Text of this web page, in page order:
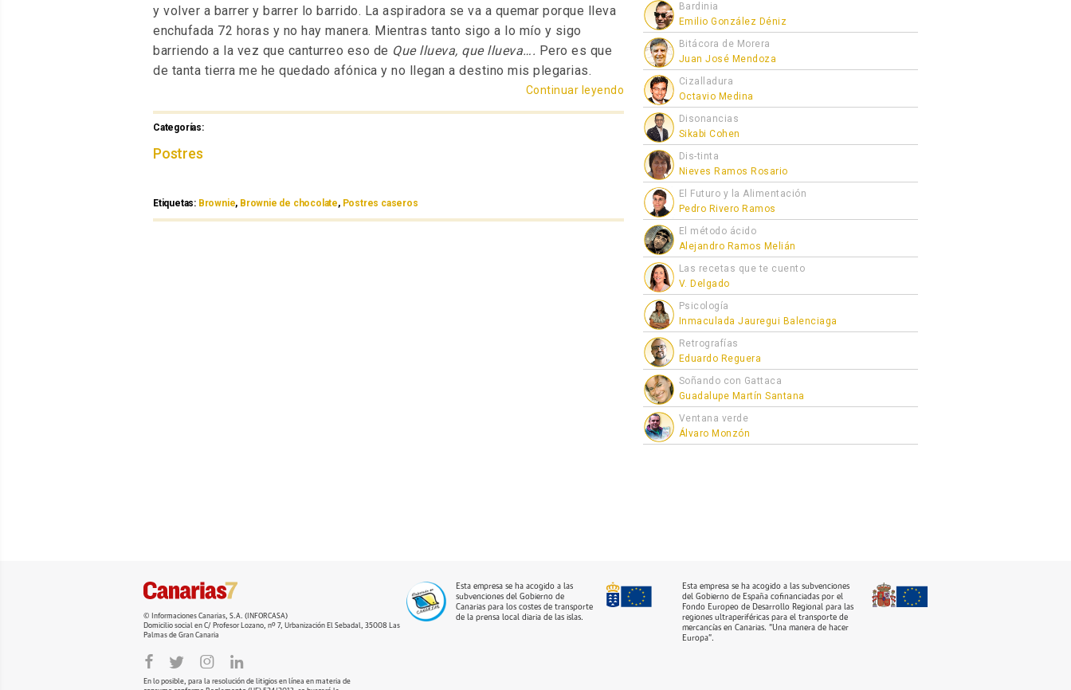
y volver a barrer y barrer lo barrido. La aspiradora se va a quemar porque lleva
enchufada 72 horas y no hay manera. Mientras tanto sigo a lo mío y sigo
barriendo a la vez que canturreo eso de Que llueva, que llueva…. Pero es que
de tanta tierra me he quedado afónica y no llegan a destino mis plegarias.
Continuar leyendo «Brownie de chocolate»
Categorías:Categorías
Postres
Etiquetas: Etiquetas
Brownie, Brownie de chocolate, Postres caseros
Bardinia
Emilio González Déniz
Bitácora de Morera
Juan José Mendoza
Cizalladura
Octavio Medina
Disonancias
Sikabi Cohen
Dis-tinta
Nieves Ramos Rosario
El Futuro y la Alimentación
Pedro Rivero Ramos
El método ácido
Alejandro Ramos Melián
Las recetas que te cuento
V. Delgado
Psicología
Inmaculada Jauregui Balenciaga
Retrografías
Eduardo Reguera
Soñando con Gattaca
Guadalupe Martín Santana
Ventana verde
Álvaro Monzón
© Informaciones Canarias, S.A. (INFORCASA)
Domicilio social en C/ Profesor Lozano, nº 7, Urbanización El Sebadal, 35008 Las
Palmas de Gran Canaria
En lo posible, para la resolución de litigios en línea en materia de
Esta empresa se ha acogido a las
subvenciones del Gobierno de
Canarias para los costes de transporte
de la prensa local diaria de las islas.
Esta empresa se ha acogido a las subvenciones
del Gobierno de España cofinanciadas por el
Fondo Europeo de Desarrollo Regional para las
regiones ultraperiféricas para el transporte de
mercancías en Canarias. “Una manera de hacer
Europa”.